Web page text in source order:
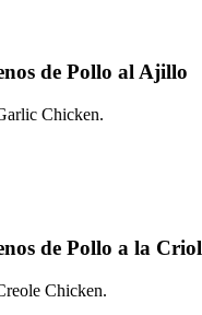
de Pollo al Ajillo
Chicken.
de Pollo a la
Chicken.